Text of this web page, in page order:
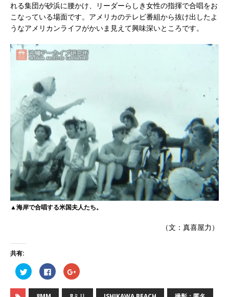
れる集団が砂浜に腰かけ、リーダーらしき女性の指揮で合唱をお
こなっている場面です。アメリカのテレビ番組から抜け出したよ
うなアメリカンライフがかいま見えて興味深いところです。
▲海岸で合唱する米国夫人たち。
（文：真喜屋力）
共有:
ク
リ
ク
F
a
e
ク
リ
ク
し